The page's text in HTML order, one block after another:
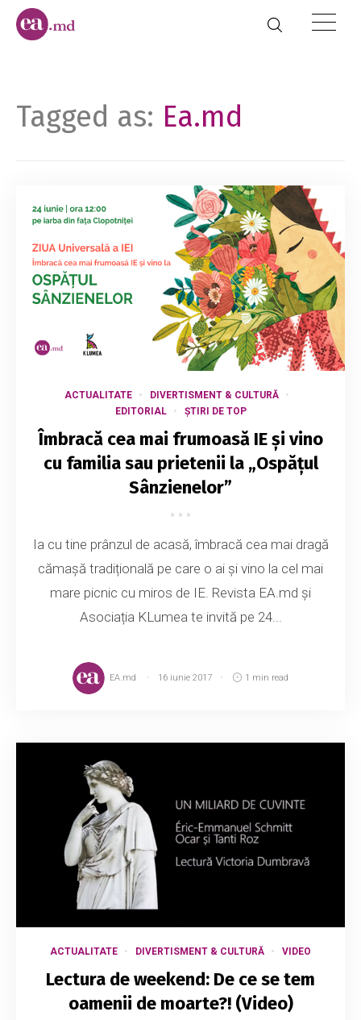
Tagged as: Ea.md
ACTUALITATE
DIVERTISMENT & CULTURĂ
EDITORIAL
ȘTIRI DE TOP
Îmbracă cea mai frumoasă IE și vino
cu familia sau prietenii la „Ospățul
Sânzienelor”
Ia cu tine prânzul de acasă, îmbracă cea mai dragă
cămașă tradițională pe care o ai și vino la cel mai
mare picnic cu miros de IE. Revista EA.md și
Asociația KLumea te invită pe 24...
EA.md 16 iunie 2017 1 min read
ACTUALITATE DIVERTISMENT & CULTURĂ VIDEO
Lectura de weekend: De ce se tem
oamenii de moarte?! (Video)